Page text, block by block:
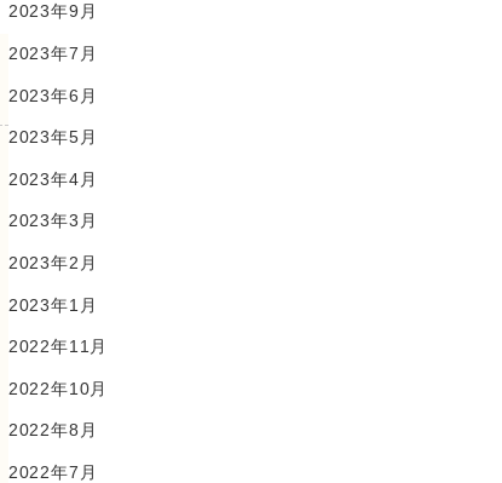
2023年9月
2023年7月
2023年6月
2023年5月
2023年4月
2023年3月
2023年2月
2023年1月
2022年11月
2022年10月
2022年8月
2022年7月